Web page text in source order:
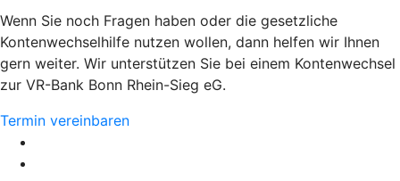
Wenn Sie noch Fragen haben oder die gesetzliche
Kontenwechselhilfe nutzen wollen, dann helfen wir Ihnen
gern weiter. Wir unterstützen Sie bei einem Kontenwechsel
zur VR-Bank Bonn Rhein-Sieg eG.
Termin vereinbaren